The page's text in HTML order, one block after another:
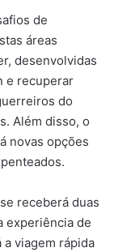
de
áreas
desenvolvidas
e recuperar
do
Além disso, o
novas opções
receberá duas
experiência de
a viagem rápida